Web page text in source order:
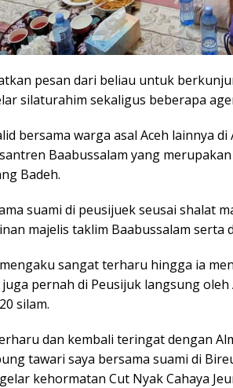
pesan dari beliau untuk
silaturahim sekaligus beberapa
bersama warga asal Aceh lainnya
Baabussalam yang
Badeh.
suami di peusijuek seusai shalat
majelis taklim Baabussalam serta
sangat terharu hingga ia
pernah di Peusijuk langsung
silam.
dan kembali teringat dengan
tawari saya bersama suami di
kehormatan Cut Nyak Cahaya